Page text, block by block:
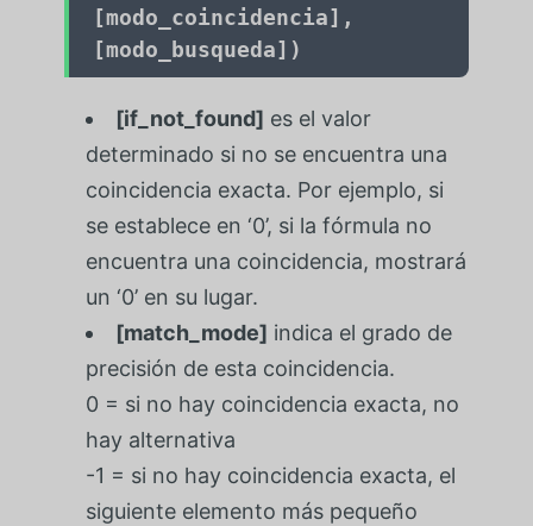
[modo_coincidencia],
[modo_busqueda])
[if_not_found] es el valor
determinado si no se encuentra una
coincidencia exacta. Por ejemplo, si
se establece en ‘0’, si la fórmula no
encuentra una coincidencia, mostrará
un ‘0’ en su lugar.
[match_mode] indica el grado de
precisión de esta coincidencia.
0 = si no hay coincidencia exacta, no
hay alternativa
-1 = si no hay coincidencia exacta, el
siguiente elemento más pequeño